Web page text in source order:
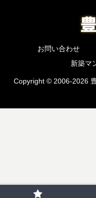
お問い合わせ
新築マ
Copyright © 2006-2026